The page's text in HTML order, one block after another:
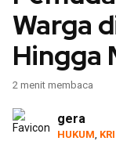
Warga
Hingga
2 menit membaca
gera
HUKUM